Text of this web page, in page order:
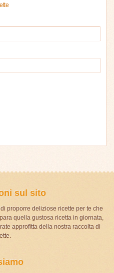
sul sito
proporre deliziose ricette per te che
quella gustosa ricetta in giornata,
approfitta della nostra raccolta di